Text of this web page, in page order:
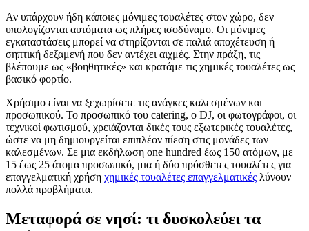
Αν υπάρχουν ήδη κάποιες μόνιμες τουαλέτες στον χώρο, δεν
υπολογίζονται αυτόματα ως πλήρες ισοδύναμο. Οι μόνιμες
εγκαταστάσεις μπορεί να στηρίζονται σε παλιά αποχέτευση ή
σηπτική δεξαμενή που δεν αντέχει αιχμές. Στην πράξη, τις
βλέπουμε ως «βοηθητικές» και κρατάμε τις χημικές τουαλέτες ως
βασικό φορτίο.
Χρήσιμο είναι να ξεχωρίσετε τις ανάγκες καλεσμένων και
προσωπικού. Το προσωπικό του catering, ο DJ, οι φωτογράφοι, οι
τεχνικοί φωτισμού, χρειάζονται δικές τους εξωτερικές τουαλέτες,
ώστε να μη δημιουργείται επιπλέον πίεση στις μονάδες των
καλεσμένων. Σε μια εκδήλωση one hundred έως 150 ατόμων, με
15 έως 25 άτομα προσωπικό, μια ή δύο πρόσθετες τουαλέτες για
επαγγελματική χρήση χημικές τουαλέτες επαγγελματικές λύνουν
πολλά προβλήματα.
Μεταφορά σε νησί: τι δυσκολεύει τα